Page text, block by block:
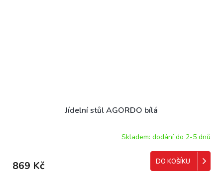
Jídelní stůl AGORDO bílá
Skladem: dodání do 2-5 dnů
869 Kč DO KOŠÍKU